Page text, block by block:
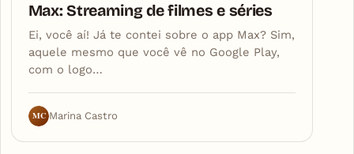
Max: Streaming de filmes e séries
Ei, você aí! Já te contei sobre o app Max? Sim,
aquele mesmo que você vê no Google Play,
com o logo…
MC Marina Castro